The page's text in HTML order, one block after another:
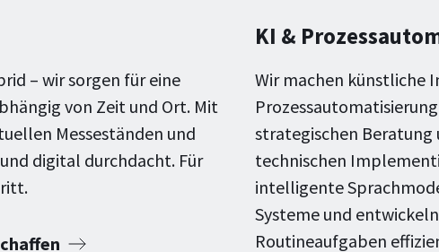
– wir sorgen für eine
von Zeit und Ort. Mit
Messeständen und
digital durchdacht. Für
KI &
Wir machen künstliche
strategischen Beratung
technischen
intelligente
Systeme und
Routineaufgaben